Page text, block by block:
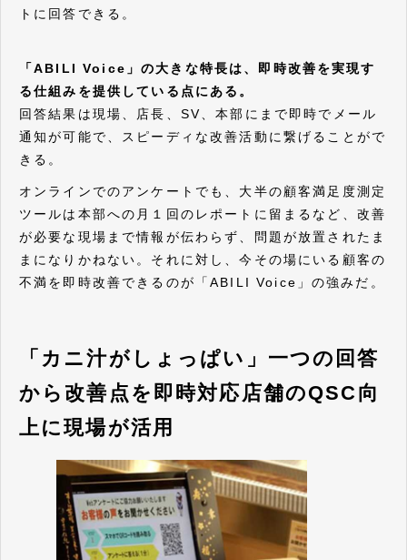
トに回答できる。
「ABILI Voice」の大きな特長は、即時改善を実現す
る仕組みを提供している点にある。
回答結果は現場、店長、SV、本部にまで即時でメール
通知が可能で、スピーディな改善活動に繋げることがで
きる。
オンラインでのアンケートでも、大半の顧客満足度測定
ツールは本部への月１回のレポートに留まるなど、改善
が必要な現場まで情報が伝わらず、問題が放置されたま
まになりかねない。それに対し、今その場にいる顧客の
不満を即時改善できるのが「ABILI Voice」の強みだ。
「カニ汁がしょっぱい」一つの回答
から改善点を即時対応店舗のQSC向
上に現場が活用